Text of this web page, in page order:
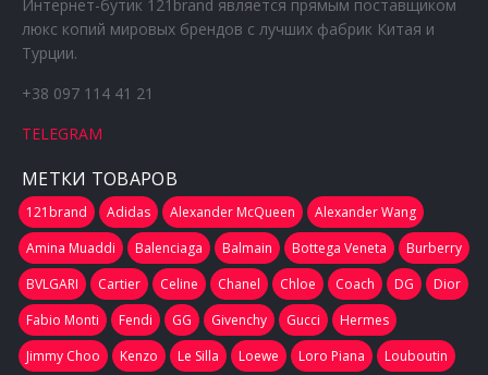
Интернет-бутик 121brand является прямым поставщиком
люкс копий мировых брендов с лучших фабрик Китая и
Турции.
+38 097 114 41 21
TELEGRAM
МЕТКИ ТОВАРОВ
121brand Adidas Alexander McQueen
Alexander Wang
Amina Muaddi
Balenciaga Balmain Bottega Veneta
Burberry
BVLGARI
Cartier Celine Chanel Chloe Coach DG
Dior
Fabio Monti
Fendi GG Givenchy Gucci
Hermes
Jimmy Choo
Kenzo Le Silla Loewe Loro Piana Louboutin